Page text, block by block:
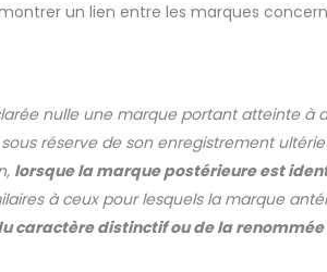
un lien entre les marques
nulle une marque portant atteinte à
réserve de son enregistrement
lorsque la marque postérieure est
à ceux pour lesquels la marque
distinctif ou de la